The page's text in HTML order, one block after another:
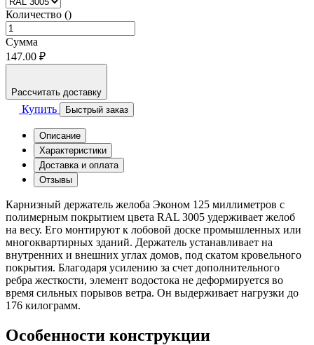
Количество ()
Сумма
147.00 ₽
Рассчитать доставку
Купить Быстрый заказ
Описание
Характеристики
Доставка и оплата
Отзывы
Карнизный держатель желоба Эконом 125 миллиметров с
полимерным покрытием цвета RAL 3005 удерживает желоб
на весу. Его монтируют к лобовой доске промышленных или
многоквартирных зданий. Держатель устанавливает на
внутренних и внешних углах домов, под скатом кровельного
покрытия. Благодаря усилению за счет дополнительного
ребра жесткости, элемент водостока не деформируется во
время сильных порывов ветра. Он выдерживает нагрузки до
176 килограмм.
Особенности конструкции